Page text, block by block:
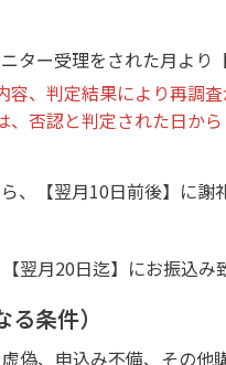
ター受理をされた月より
、判定結果により再調査
否認と判定された日から
、【翌月10日前後】に謝
翌月20日迄】にお振込み
条件）
偽、申込み不備、その他